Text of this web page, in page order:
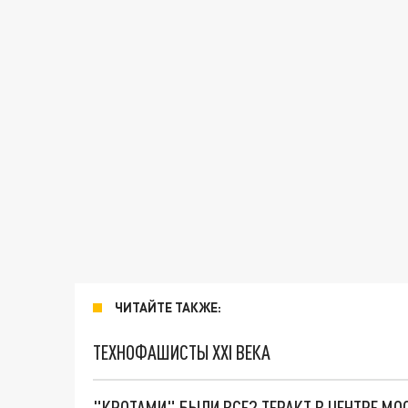
ЧИТАЙТЕ ТАКЖЕ:
ТЕХНОФАШИСТЫ XXI ВЕКА